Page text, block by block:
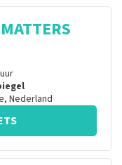
uur
, Nederland